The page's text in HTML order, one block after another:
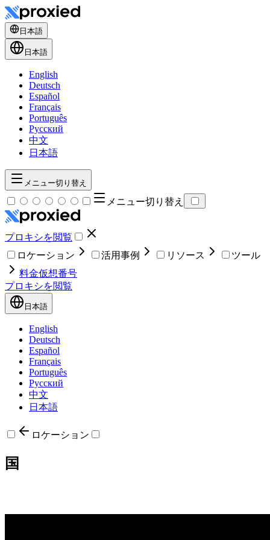
日本語
日本語
English
Deutsch
Español
Français
Português
Русский
中文
日本語
メニュー切り替え
メニュー切り替え
プロキシを閲覧
ロケーション
活用事例 リソース
ツール
料金仮想番号
プロキシを閲覧
日本語
English
Deutsch
Español
Français
Português
Русский
中文
日本語
ロケーション
国